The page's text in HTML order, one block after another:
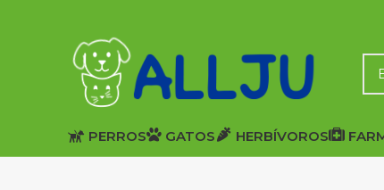
PERROS GATOS HERBÍVOROS